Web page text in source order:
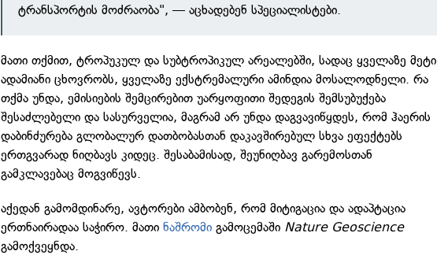
ტრანსპორტის მოძრაობა", — აცხადებენ სპეციალისტები.
მათი თქმით, ტროპუკულ და სუბტროპიკულ არეალებში, სადაც ყველაზე მეტი
ადამიანი ცხოვრობს, ყველაზე ექსტრემალური ამინდია მოსალოდნელი. რა
თქმა უნდა, ემისიების შემცირებით უარყოფითი შედეგის შემსუბუქება
შესაძლებელი და სასურველია, მაგრამ არ უნდა დაგვავიწყდეს, რომ ჰაერის
დაბინძურება გლობალურ დათბობასთან დაკავშირებულ სხვა ეფექტებს
ერთგვარად ნიღბავს კიდეც. შესაბამისად, შეუნიღბავ გარემოსთან
გამკლავებაც მოგვიწევს.
აქედან გამომდინარე, ავტორები ამბობენ, რომ მიტიგაცია და ადაპტაცია
ერთნაირადაა საჭირო. მათინაშრომი გამოცემაში Nature Geoscience
გამოქვეყნდა.